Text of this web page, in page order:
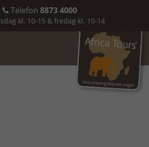
Telefon 8873 4000
kl. 10-15 & fredag kl. 10-14